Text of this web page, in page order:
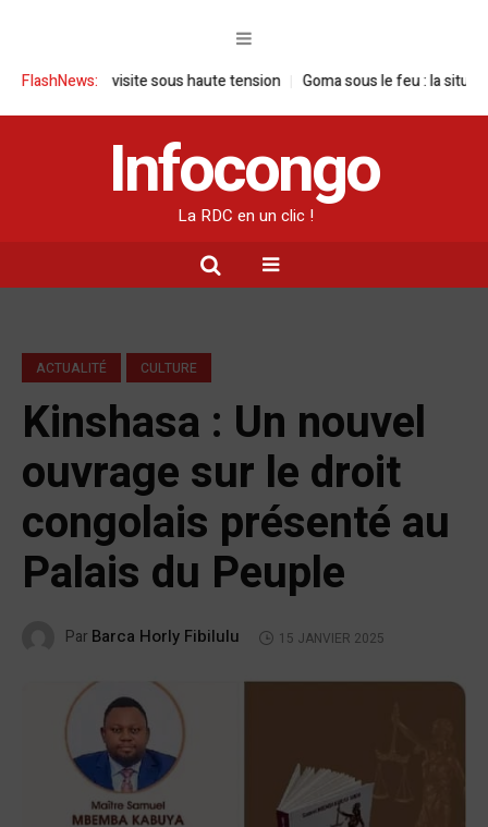
FlashNews:
une visite sous haute tension Goma sous le feu : la situation
Infocongo
La RDC en un clic !
ACTUALITÉ CULTURE
Kinshasa : Un nouvel
ouvrage sur le droit
congolais présenté au
Palais du Peuple
Par Barca Horly Fibilulu 15 JANVIER 2025